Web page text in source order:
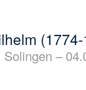
Solingen –